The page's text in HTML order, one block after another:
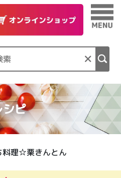
×
ピ
料理☆栗きんとん